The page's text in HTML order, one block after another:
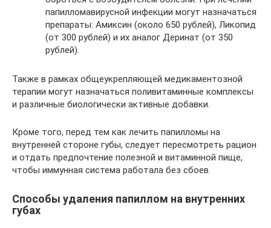
папилломавирусной инфекции могут назначаться
препараты: Амиксин (около 650 рублей), Ликопид
(от 300 рублей) и их аналог Деринат (от 350
рублей).
Также в рамках общеукрепляющей медикаментозной
терапии могут назначаться поливитаминные комплексы
и различные биологически активные добавки.
Кроме того, перед тем как лечить папилломы на
внутренней стороне губы, следует пересмотреть рацион
и отдать предпочтение полезной и витаминной пище,
чтобы иммунная система работала без сбоев.
Способы удаления папиллом на внутренних
губах